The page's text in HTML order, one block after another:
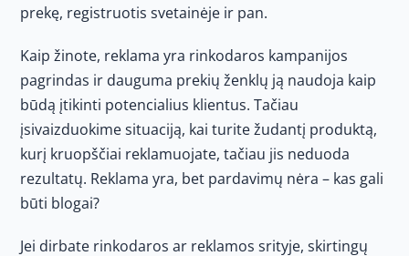
prekę, registruotis svetainėje ir pan.
Kaip žinote, reklama yra rinkodaros kampanijos
pagrindas ir dauguma prekių ženklų ją naudoja kaip
būdą įtikinti potencialius klientus. Tačiau
įsivaizduokime situaciją, kai turite žudantį produktą,
kurį kruopščiai reklamuojate, tačiau jis neduoda
rezultatų. Reklama yra, bet pardavimų nėra – kas gali
būti blogai?
Jei dirbate rinkodaros ar reklamos srityje, skirtingų